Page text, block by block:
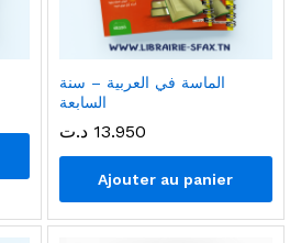
الماسة في العربية – سنة
السابعة
13.950 د.ت
Ajouter au panier